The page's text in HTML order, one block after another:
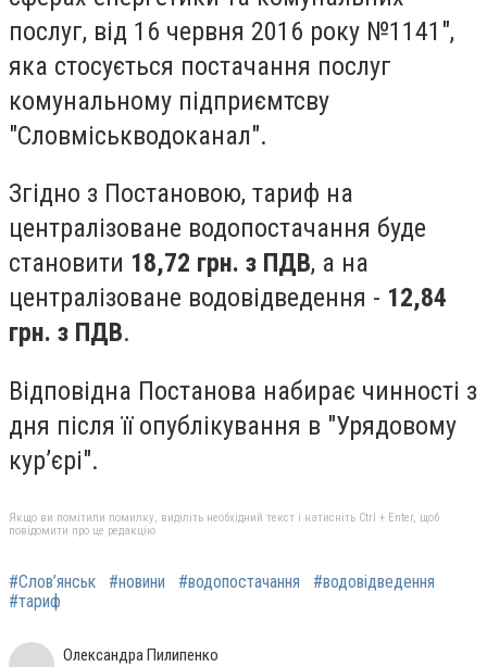
послуг, від 16 червня 2016 року №1141",
яка стосується постачання послуг
комунальному підприємтсву
"Словміськводоканал".
Згідно з Постановою, тариф на
централізоване водопостачання буде
становити 18,72 грн. з ПДВ, а на
централізоване водовідведення - 12,84
грн. з ПДВ.
Відповідна Постанова набирає чинності з
дня після її опублікування в "Урядовому
кур’єрі".
Якщо ви помітили помилку, виділіть необхідний текст і натисніть Ctrl + Enter, щоб
повідомити про це редакцію
#Слов’янськ #новини #водопостачання
#водовідведення
#тариф
Олександра Пилипенко